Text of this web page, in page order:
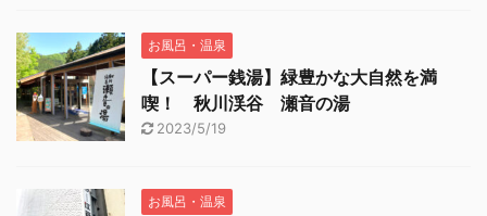
お風呂・温泉
【スーパー銭湯】緑豊かな大自然を満
喫！ 秋川渓谷 瀬音の湯
2023/5/19
お風呂・温泉